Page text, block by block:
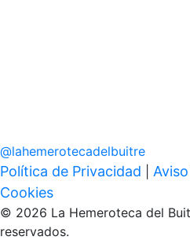
@lahemerotecadelbuitre
Política de Privacidad
Cookies
© 2026 La Hemeroteca del
reservados.